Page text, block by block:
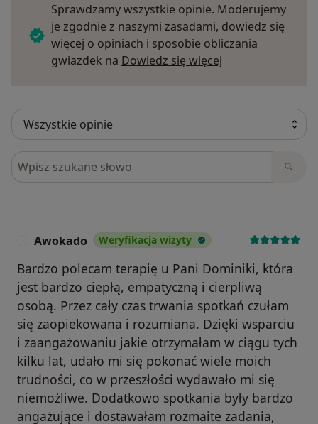
Sprawdzamy wszystkie opinie. Moderujemy
je zgodnie z naszymi zasadami, dowiedz się
więcej o opiniach i sposobie obliczania
gwiazdek na Dowiedz się więcej
Szukaj w opiniach
Awokado Weryfikacja wizyty
Bardzo polecam terapię u Pani Dominiki, która
jest bardzo ciepłą, empatyczną i cierpliwą
osobą. Przez cały czas trwania spotkań czułam
się zaopiekowana i rozumiana. Dzięki wsparciu
i zaangażowaniu jakie otrzymałam w ciągu tych
kilku lat, udało mi się pokonać wiele moich
trudności, co w przeszłości wydawało mi się
niemożliwe. Dodatkowo spotkania były bardzo
angażujące i dostawałam rozmaite zadania,